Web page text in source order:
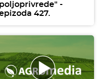
poljoprivrede" -
427.